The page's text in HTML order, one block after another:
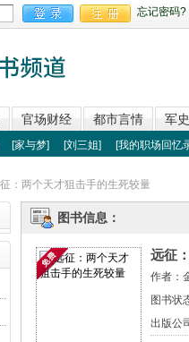
忘记密码?
官场财经 都市言情
军
[家与梦] [刘三姐] [我的职场回忆
：两个天才狙击手的生死较量
图书信息：
远征
作者：
图书状
出版公